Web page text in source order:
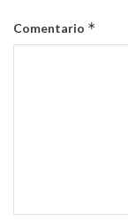
Comentario *